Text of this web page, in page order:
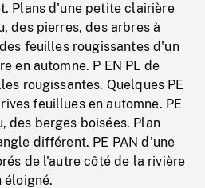
Plans d'une petite clairière
des pierres, des arbres à
feuilles rougissantes d'un
en automne. P EN PL de
rougissantes. Quelques PE
feuillues en automne. PE
des berges boisées. Plan
différent. PE PAN d'une
de l'autre côté de la rivière
éloigné.